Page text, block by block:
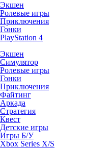
Экшен
Ролевые игры
Приключения
Гонки
PlayStation 4
Экшен
Симулятор
Ролевые игры
Гонки
Приключения
Файтинг
Аркада
Стратегия
Квест
Детские игры
Игры Б/У
Xbox Series X/S